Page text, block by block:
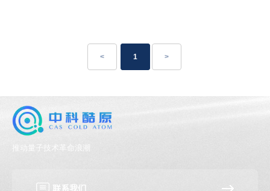
< 1 >
推动量子技术革命浪潮
联系我们